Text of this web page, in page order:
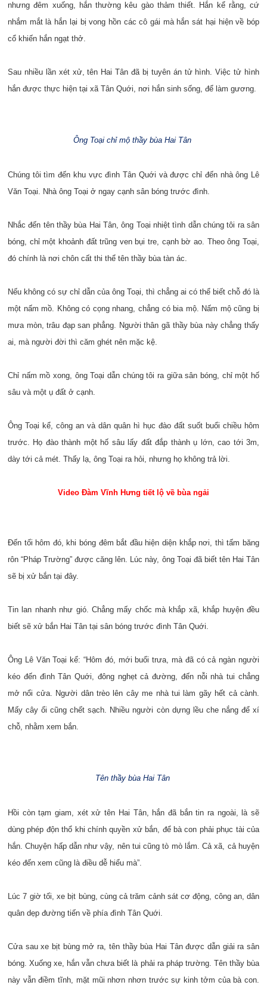
nhưng đêm xuống, hắn thường kêu gào thảm thiết. Hắn kể rằng, cứ
nhắm mắt là hắn lại bị vong hồn các cô gái mà hắn sát hại hiện về bóp
cổ khiến hắn ngạt thở.
Sau nhiều lần xét xử, tên Hai Tân đã bị tuyên án tử hình. Việc tử hình
hắn được thực hiện tại xã Tân Quới, nơi hắn sinh sống, để làm gương.
Ông Toại chỉ mộ thầy bùa Hai Tân
Chúng tôi tìm đến khu vực đình Tân Quới và được chỉ đến nhà ông Lê
Văn Toại. Nhà ông Toại ở ngay cạnh sân bóng trước đình.
Nhắc đến tên thầy bùa Hai Tân, ông Toại nhiệt tình dẫn chúng tôi ra sân
bóng, chỉ một khoảnh đất trũng ven bụi tre, cạnh bờ ao. Theo ông Toại,
đó chính là nơi chôn cất thi thể tên thầy bùa tàn ác.
Nếu không có sự chỉ dẫn của ông Toại, thì chẳng ai có thể biết chỗ đó là
một nấm mồ. Không có cọng nhang, chẳng có bia mộ. Nấm mộ cũng bị
mưa mòn, trâu đạp san phẳng. Người thân gã thầy bùa này chẳng thấy
ai, mà người đời thì căm ghét nên mặc kệ.
Chỉ nấm mồ xong, ông Toại dẫn chúng tôi ra giữa sân bóng, chỉ một hố
sâu và một ụ đất ở cạnh.
Ông Toại kể, công an và dân quân hì hục đào đất suốt buổi chiều hôm
trước. Họ đào thành một hố sâu lấy đất đắp thành ụ lớn, cao tới 3m,
dày tới cả mét. Thấy lạ, ông Toại ra hỏi, nhưng họ không trả lời.
Video Đàm Vĩnh Hưng tiết lộ về bùa ngải
Đến tối hôm đó, khi bóng đêm bắt đầu hiện diện khắp nơi, thì tấm băng
rôn “Pháp Trường” được căng lên. Lúc này, ông Toại đã biết tên Hai Tân
sẽ bị xử bắn tại đây.
Tin lan nhanh như gió. Chẳng mấy chốc mà khắp xã, khắp huyện đều
biết sẽ xử bắn Hai Tân tại sân bóng trước đình Tân Quới.
Ông Lê Văn Toại kể: “Hôm đó, mới buổi trưa, mà đã có cả ngàn người
kéo đến đình Tân Quới, đông nghẹt cả đường, đến nỗi nhà tui chẳng
mở nổi cửa. Người dân trèo lên cây me nhà tui làm gãy hết cả cành.
Mấy cây ổi cũng chết sạch. Nhiều người còn dựng lều che nắng để xí
chỗ, nhằm xem bắn.
Tên thầy bùa Hai Tân
Hồi còn tạm giam, xét xử tên Hai Tân, hắn đã bắn tin ra ngoài, là sẽ
dùng phép độn thổ khi chính quyền xử bắn, để bà con phải phục tài của
hắn. Chuyện hấp dẫn như vậy, nên tui cũng tò mò lắm. Cả xã, cả huyện
kéo đến xem cũng là điều dễ hiểu mà”.
Lúc 7 giờ tối, xe bịt bùng, cùng cả trăm cảnh sát cơ động, công an, dân
quân dẹp đường tiến về phía đình Tân Quới.
Cửa sau xe bịt bùng mở ra, tên thầy bùa Hai Tân được dẫn giải ra sân
bóng. Xuống xe, hắn vẫn chưa biết là phải ra pháp trường. Tên thầy bùa
này vẫn điềm tĩnh, mặt mũi nhơn nhơn trước sự kinh tởm của bà con.